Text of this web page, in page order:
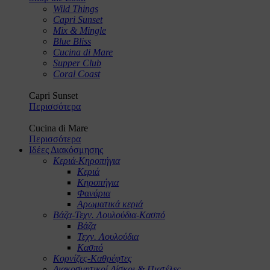
Wild Things
Capri Sunset
Mix & Mingle
Blue Bliss
Cucina di Mare
Supper Club
Coral Coast
Capri Sunset
Περισσότερα
Cucina di Mare
Περισσότερα
Ιδέες Διακόσμησης
Κεριά-Κηροπήγια
Κεριά
Κηροπήγια
Φανάρια
Αρωματικά κεριά
Βάζα-Τεχν. Λουλούδια-Κασπό
Βάζα
Τεχν. Λουλούδια
Κασπό
Κορνίζες-Καθρέφτες